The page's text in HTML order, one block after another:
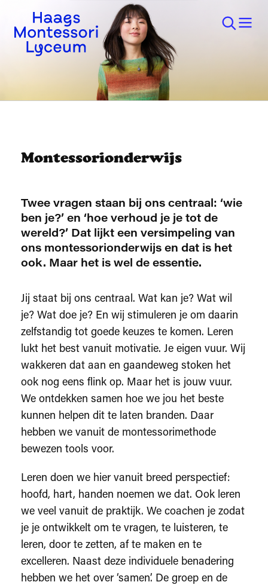
Montessorionderwijs
Twee vragen staan bij ons centraal: ‘wie
ben je?’ en ‘hoe verhoud je je tot de
wereld?’ Dat lijkt een versimpeling van
ons montessorionderwijs en dat is het
ook. Maar het is wel de essentie.
Jij staat bij ons centraal. Wat kan je? Wat wil
je? Wat doe je? En wij stimuleren je om daarin
zelfstandig tot goede keuzes te komen. Leren
lukt het best vanuit motivatie. Je eigen vuur. Wij
wakkeren dat aan en gaandeweg stoken het
ook nog eens flink op. Maar het is jouw vuur.
We ontdekken samen hoe we jou het beste
kunnen helpen dit te laten branden. Daar
hebben we vanuit de montessorimethode
bewezen tools voor.
Leren doen we hier vanuit breed perspectief:
hoofd, hart, handen noemen we dat. Ook leren
we veel vanuit de praktijk. We coachen je zodat
je je ontwikkelt om te vragen, te luisteren, te
leren, door te zetten, af te maken en te
excelleren. Naast deze individuele benadering
hebben we het over ‘samen’. De groep en de